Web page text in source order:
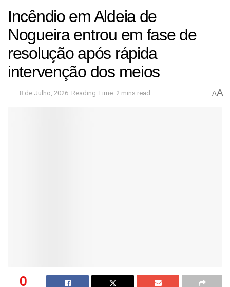
Incêndio em Aldeia de
Nogueira entrou em fase de
resolução após rápida
intervenção dos meios
8 de Julho, 2026 Reading Time: 2 mins read AA
0